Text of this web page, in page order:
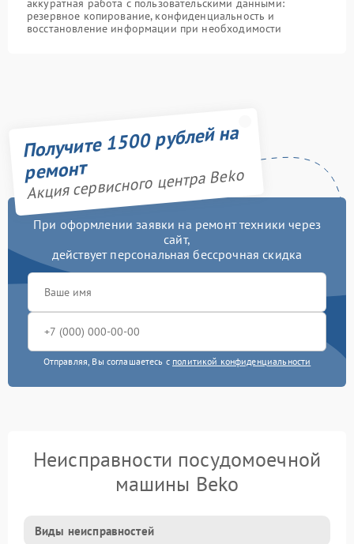
аккуратная работа с пользовательскими данными:
резервное копирование, конфиденциальность и
восстановление информации при необходимости
Получите 1500 рублей на
ремонт
Акция сервисного центра Beko
При оформлении заявки на ремонт техники через
сайт,
действует персональная бессрочная скидка
Отправляя, Вы соглашаетесь с политикой конфиденциальности
Неисправности посудомоечной
машины Beko
Виды неисправностей